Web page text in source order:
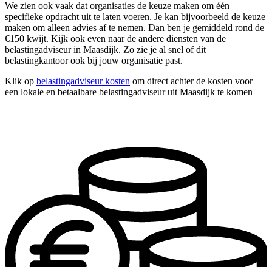
We zien ook vaak dat organisaties de keuze maken om één
specifieke opdracht uit te laten voeren. Je kan bijvoorbeeld de keuze
maken om alleen advies af te nemen. Dan ben je gemiddeld rond de
€150 kwijt. Kijk ook even naar de andere diensten van de
belastingadviseur in Maasdijk. Zo zie je al snel of dit
belastingkantoor ook bij jouw organisatie past.
Klik op belastingadviseur kosten om direct achter de kosten voor
een lokale en betaalbare belastingadviseur uit Maasdijk te komen